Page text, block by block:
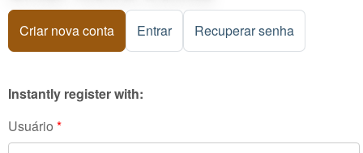
Criar nova conta (aba ativa)
Entrar Recuperar senha
Instantly register with:
Usuário *